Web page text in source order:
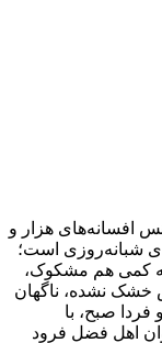
افسانه‌های هزار و
شبانه‌روزی است؛
کمی هم مشکوک،
خشک نشده، ناگهان
صبح، با
اهل فضل فرود